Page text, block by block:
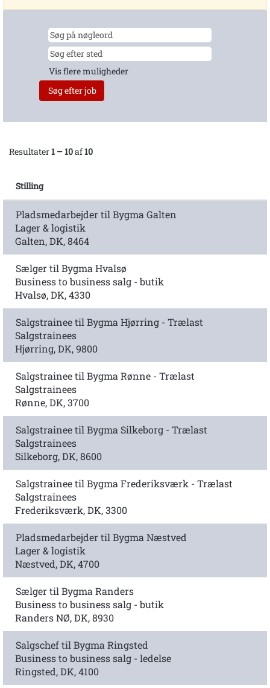
Vis flere muligheder
Resultater1 – 10af10
Stilling
Pladsmedarbejder til Bygma Galten
Lager & logistik
Galten, DK, 8464
Sælger til Bygma Hvalsø
Business to business salg - butik
Hvalsø, DK, 4330
Salgstrainee til Bygma Hjørring - Trælast
Salgstrainees
Hjørring, DK, 9800
Salgstrainee til Bygma Rønne - Trælast
Salgstrainees
Rønne, DK, 3700
Salgstrainee til Bygma Silkeborg - Trælast
Salgstrainees
Silkeborg, DK, 8600
Salgstrainee til Bygma Frederiksværk - Trælast
Salgstrainees
Frederiksværk, DK, 3300
Pladsmedarbejder til Bygma Næstved
Lager & logistik
Næstved, DK, 4700
Sælger til Bygma Randers
Business to business salg - butik
Randers NØ, DK, 8930
Salgschef til Bygma Ringsted
Business to business salg - ledelse
Ringsted, DK, 4100